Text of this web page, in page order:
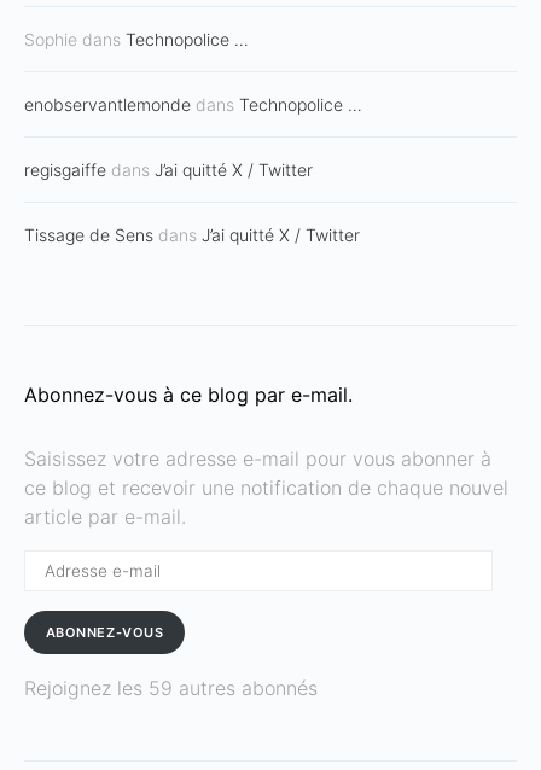
Sophie dans Technopolice …
enobservantlemonde dans Technopolice …
regisgaiffe dans J’ai quitté X / Twitter
Tissage de Sens dans J’ai quitté X / Twitter
Abonnez-vous à ce blog par e-mail.
Saisissez votre adresse e-mail pour vous abonner à
ce blog et recevoir une notification de chaque nouvel
article par e-mail.
ABONNEZ-VOUS
Rejoignez les 59 autres abonnés